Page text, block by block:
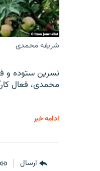
شریفه محمدی
نسرین ستوده و
محمدی، فعال
ادامه خبر
ارسال